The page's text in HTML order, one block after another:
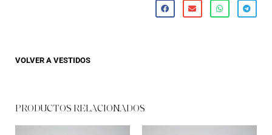
VOLVER A VESTIDOS
PRODUCTOS RELACIONADOS